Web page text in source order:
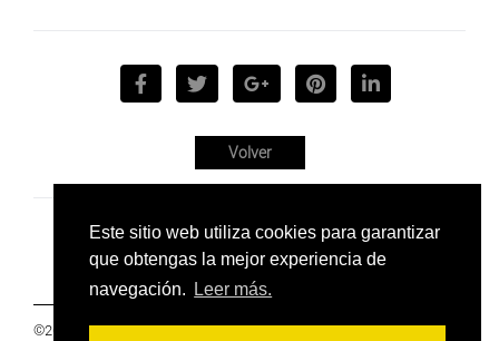
Este sitio web utiliza cookies para garantizar
que obtengas la mejor experiencia de
navegación.
Leer más.
Volver
©2019 Euskal Herriko Ikasleen Gurasoen